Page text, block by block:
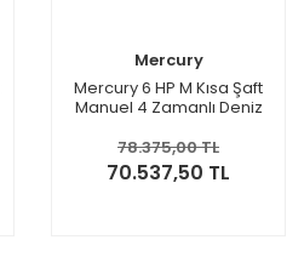
Mercury
Mercury 6 HP M Kısa Şaft
Manuel 4 Zamanlı Deniz
78.375,00 TL
70.537,50 TL